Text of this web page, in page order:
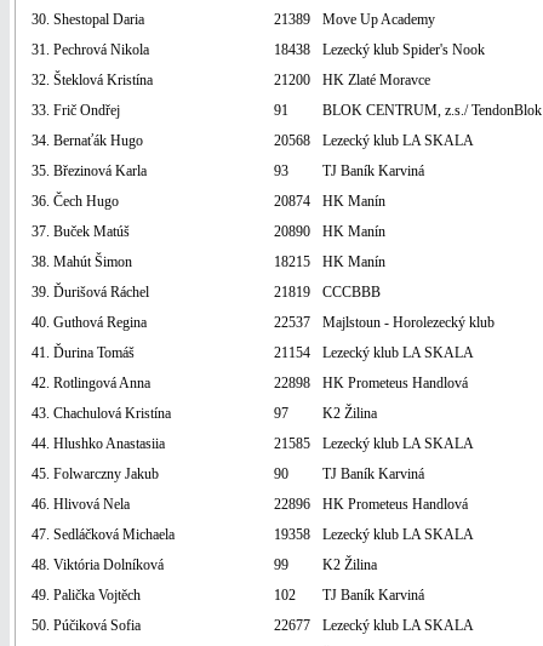
30. Shestopal Daria
21389
Move Up Academy
31. Pechrová Nikola
18438
Lezecký klub Spider's Nook
32. Šteklová Kristína
21200
HK Zlaté Moravce
33. Frič Ondřej
91
BLOK CENTRUM, z.s./ TendonBlok
34. Bernaťák Hugo
20568
Lezecký klub LA SKALA
35. Březinová Karla
93
TJ Baník Karviná
36. Čech Hugo
20874
HK Manín
37. Buček Matúš
20890
HK Manín
38. Mahút Šimon
18215
HK Manín
39. Ďurišová Ráchel
21819
CCCBBB
40. Guthová Regina
22537
Majlstoun - Horolezecký klub
41. Ďurina Tomáš
21154
Lezecký klub LA SKALA
42. Rotlingová Anna
22898
HK Prometeus Handlová
43. Chachulová Kristína
97
K2 Žilina
44. Hlushko Anastasiia
21585
Lezecký klub LA SKALA
45. Folwarczny Jakub
90
TJ Baník Karviná
46. Hlivová Nela
22896
HK Prometeus Handlová
47. Sedláčková Michaela
19358
Lezecký klub LA SKALA
48. Viktória Dolníková
99
K2 Žilina
49. Palička Vojtěch
102
TJ Baník Karviná
50. Púčiková Sofia
22677
Lezecký klub LA SKALA